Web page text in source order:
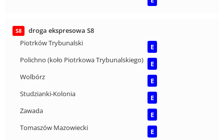
S8
droga ekspresowa S8
Piotrków Trybunalski
E
Polichno (koło Piotrkowa Trybunalskiego)
E
Wolbórz
E
Studzianki-Kolonia
E
Zawada
E
Tomaszów Mazowiecki
E